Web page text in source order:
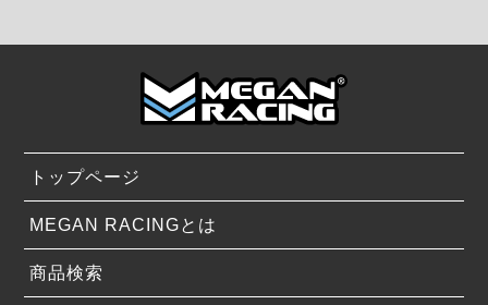
トップページ
MEGAN RACINGとは
商品検索